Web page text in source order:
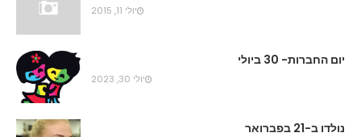
יולי 11, 2015
יום החברות- 30 ביולי
יולי 30, 2023
נולדו ב-21 בפברואר